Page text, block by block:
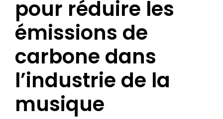
pour réduire les
émissions de
carbone dans
l’industrie de la
musique